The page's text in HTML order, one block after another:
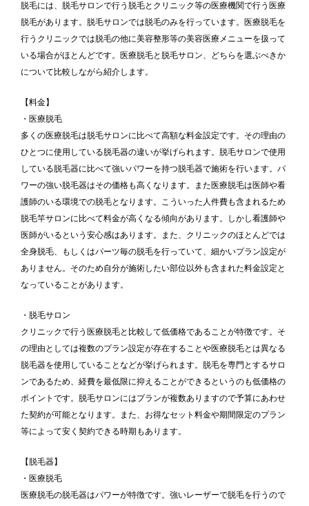
脱毛には、脱毛サロンで行う脱毛とクリニック等の医療機関で行う医療
脱毛があります。脱毛サロンでは脱毛のみを行っています。医療脱毛を
行うクリニックでは脱毛の他に美容整形等の美容医療メニューを扱って
いる場合がほとんどです。医療脱毛と脱毛サロン、どちらを選ぶべきか
について比較しながら紹介します。
【料金】
・医療脱毛
多くの医療脱毛は脱毛サロンに比べて高額な料金設定です。その理由の
ひとつに使用している脱毛器の違いが挙げられます。脱毛サロンで使用
している脱毛器に比べて強いパワーを持つ脱毛器で施術を行います。パ
ワーの強い脱毛器はその価格も高くなります。また医療脱毛は医師や看
護師のいる環境での脱毛となります。こういった人件費も含まれるため
脱毛竿サロンに比べて料金が高くなる傾向があります。しかし看護師や
医師がいるという安心感はあります。また、クリニックのほとんどでは
全身脱毛、もしくはパーツ毎の脱毛を行っていて、細かいプラン設定が
ありません。そのため自分が施術したい部位以外も含まれた料金設定と
なっていることがあります。
・脱毛サロン
クリニックで行う医療脱毛と比較して低価格であることが特徴です。そ
の理由としては複数のプラン設定が存在することや医療脱毛とは異なる
脱毛器を使用していることなどが挙げられます。脱毛を専門とするサロ
ンであるため、経費を最低限に抑えることができるというのも低価格の
ポイントです。脱毛サロンにはプランが複数ありますので予算にあわせ
た契約が可能となります。また、お得なセット料金や期間限定のプラン
等によって安く契約できる時期もあります。
【脱毛器】
・医療脱毛
医療脱毛の脱毛器はパワーが特徴です。強いレーザーで脱毛を行うので